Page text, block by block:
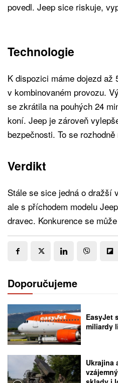
povedl. Jeep sice riskuje,
Technologie
K dispozici máme dojezd až
v kombinovaném provozu.
se zkrátila na pouhých 24
koní. Jeep je zároveň
bezpečnosti. To se
Verdikt
Stále se sice jedná o dražší
ale s příchodem modelu
dravec. Konkurence se
Doporučujeme
EasyJet
miliardy
Ukrajina